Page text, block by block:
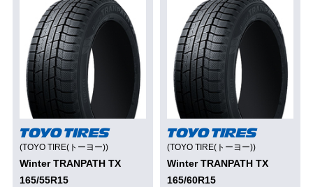
(TOYO TIRE(トーヨー))
Winter TRANPATH TX
165/55R15
(TOYO TIRE(トーヨー))
Winter TRANPATH TX
165/60R15